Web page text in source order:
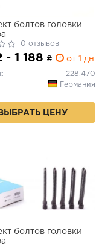
болтов головки
0 отзывов
- 1 188 ₴ от 1 дн.
228.470
Германия
ВЫБРАТЬ ЦЕНУ
JETTA/PASSAT/
болтов головки